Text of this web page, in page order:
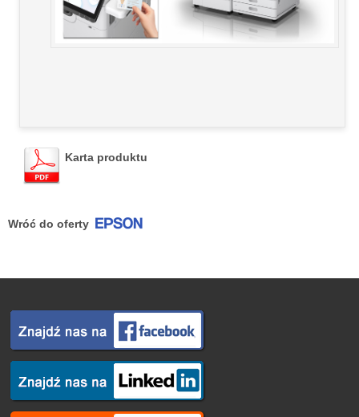
Karta produktu
Wróć do oferty